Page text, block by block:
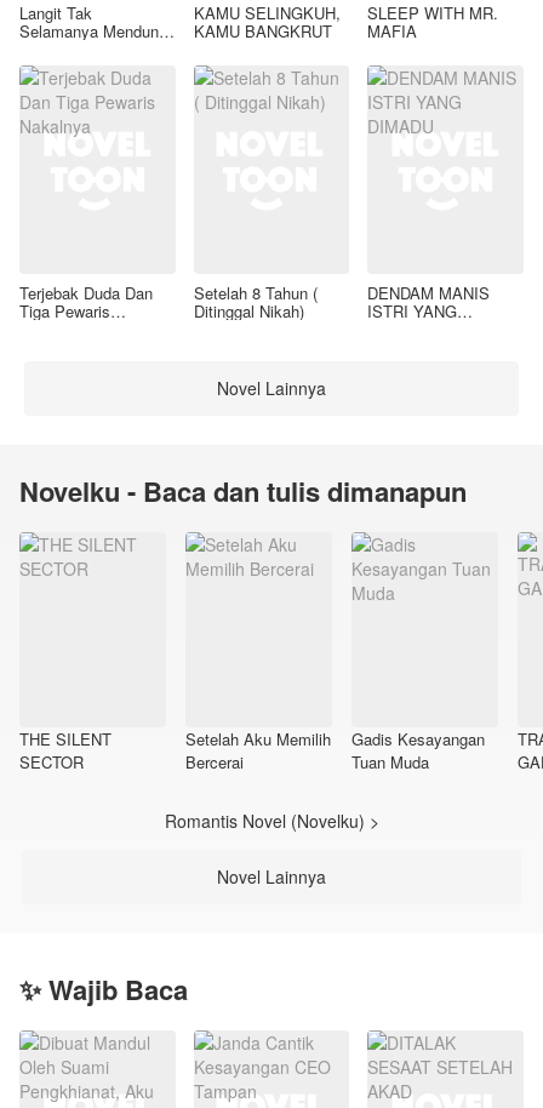
Langit Tak
Selamanya Mendung,
KAMU SELINGKUH,
KAMU BANGKRUT
SLEEP WITH MR.
MAFIA
Terjebak Duda Dan
Tiga Pewaris
Setelah 8 Tahun (
Ditinggal Nikah)
DENDAM MANIS
ISTRI YANG
Novel Lainnya
Novelku - Baca dan tulis dimanapun
THE SILENT
SECTOR
Setelah Aku Memilih
Bercerai
Gadis Kesayangan
Tuan Muda
Romantis Novel (Novelku) >
Novel Lainnya
✨ Wajib Baca